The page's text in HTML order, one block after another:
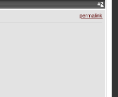
#2
permalink